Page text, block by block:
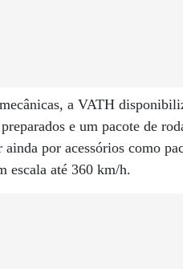
a VATH
e um pacote de
ainda por acessórios como
escala até 360 km/h.